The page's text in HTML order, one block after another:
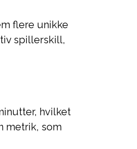
flere unikke
spillerskill,
hvilket
metrik, som